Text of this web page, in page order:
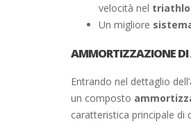
velocità nel
Un migliore
AMMORTIZZAZIONE
Entrando nel dettaglio
un composto
caratteristica principale di